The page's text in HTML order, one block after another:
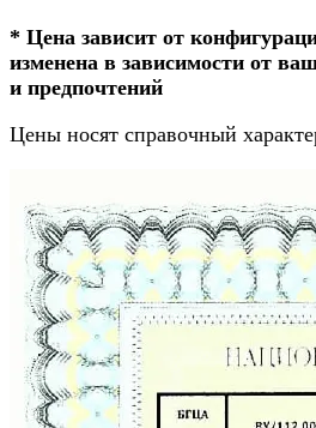
* Цена зависит от
изменена в зависимости от
и предпочтений
Цены носят справочный